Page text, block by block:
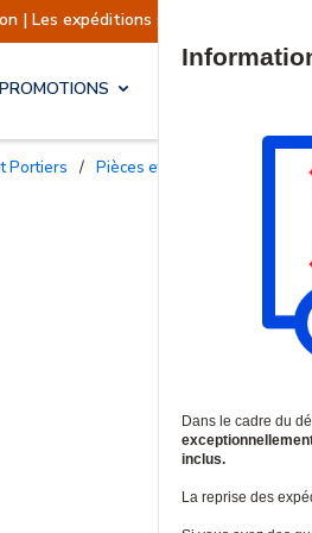
| Les expéditions sont actuellement
PROMOTIONS
Portiers / Pièces et accessoires pour